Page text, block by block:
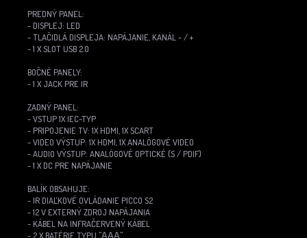
PREDNÝ PANEL:
- DISPLEJ: LED
- TLAČIDLÁ DISPLEJA: NAPÁJANIE, KANÁL - / +
- 1 X SLOT USB 2.0
BOČNÉ PANELY:
- 1 X JACK PRE IR
ZADNÝ PANEL:
- VSTUP 1X IEC-TYP
- PRIPOJENIE TV: 1X HDMI, 1X SCART
- VIDEO VÝSTUP: 1X HDMI, 1X ANALÓGOVÉ VIDEO
- AUDIO VÝSTUP: ANALÓGOVÉ OPTICKÉ (S / PDIF)
- 1 X DC PRE NAPÁJANIE
BALÍK OBSAHUJE:
- IR DIAĽKOVÉ OVLÁDANIE PICCO S2
- 12 V EXTERNÝ ZDROJ NAPÁJANIA
- KÁBEL NA INFRAČERVENÝ KÁBEL
- 2 X BATÉRIE TYPU "ΑΑΑ"